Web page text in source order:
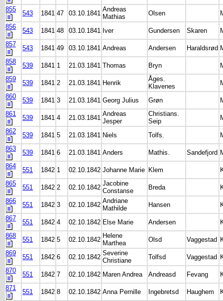
855
543 1841 47 03.10.1841
Andreas
Mathias
Olsen
856
543 1841 48 03.10.1841 Iver Gundersen Skaren
857
543 1841 49 03.10.1841 Andreas Andersen Haraldsrød
858
539 1841 1 21.03.1841 Thomas Bryn
859
539 1841 2 21.03.1841 Henrik
Åges.
Klavenes
860
539 1841 3 21.03.1841 Georg Julius Grøn
861
539 1841 4 21.03.1841
Andreas
Jesper
Christians.
Seip
862
539 1841 5 21.03.1841 Niels Tolfs.
863
539 1841 6 21.03.1841 Anders Mathis. Sandefjord
864
551 1842 1 02.10.1842 Johanne Marie Klem
865
551 1842 2 02.10.1842
Jacobine
Constanse
Breda
866
551 1842 3 02.10.1842
Andriane
Mathilde
Hansen
867
551 1842 4 02.10.1842 Else Marie Andersen
868
551 1842 5 02.10.1842
Helene
Marthea
Olsd Vaggestad
869
551 1842 6 02.10.1842
Severine
Christiane
Tolfsd Vaggestad
870
551 1842 7 02.10.1842 Maren Andrea Andreasd Fevang
871
551 1842 8 02.10.1842 Anna Pernille Ingebretsd Haughem